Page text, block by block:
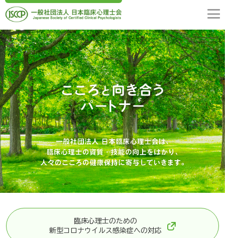
臨床心理士のための
新型コロナウイルス感染症への対応